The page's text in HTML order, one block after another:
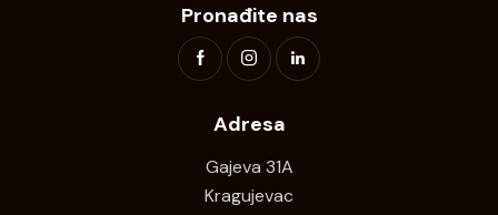
Pronađite nas
Adresa
Gajeva 31A
Kragujevac